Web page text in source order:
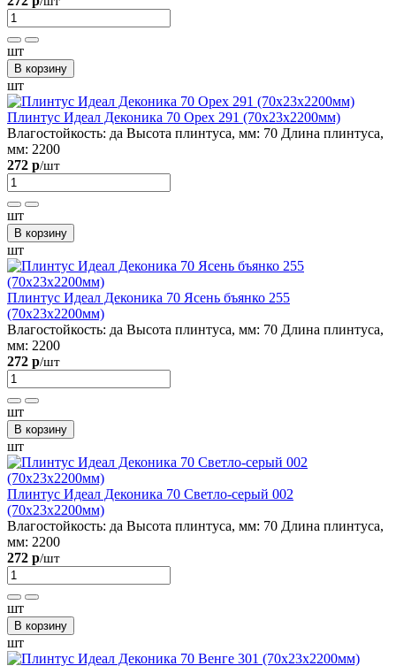
шт
В корзину
шт
Плинтус Идеал Деконика 70 Орех 291 (70х23х2200мм)
Влагостойкость: да Высота плинтуса, мм: 70 Длина плинтуса,
мм: 2200
272 р/шт
шт
В корзину
шт
Плинтус Идеал Деконика 70 Ясень бъянко 255
(70х23х2200мм)
Влагостойкость: да Высота плинтуса, мм: 70 Длина плинтуса,
мм: 2200
272 р/шт
шт
В корзину
шт
Плинтус Идеал Деконика 70 Светло-серый 002
(70х23х2200мм)
Влагостойкость: да Высота плинтуса, мм: 70 Длина плинтуса,
мм: 2200
272 р/шт
шт
В корзину
шт